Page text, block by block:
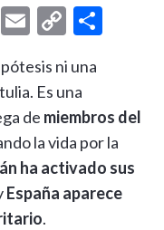
M E
ai
l
C
p
y
Li
n
k
p
ar
ti
r
ni una
Es una
de miembros del
la vida por la
ha activado sus
España aparece
.